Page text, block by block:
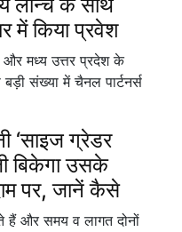
में किया प्रवेश
और मध्य उत्तर प्रदेश के
संख्या में चैनल पार्टनर्स
‘साइज ग्रेडर
बिकेगा उसके
पर, जानें कैसे
हैं और समय व लागत दोनों